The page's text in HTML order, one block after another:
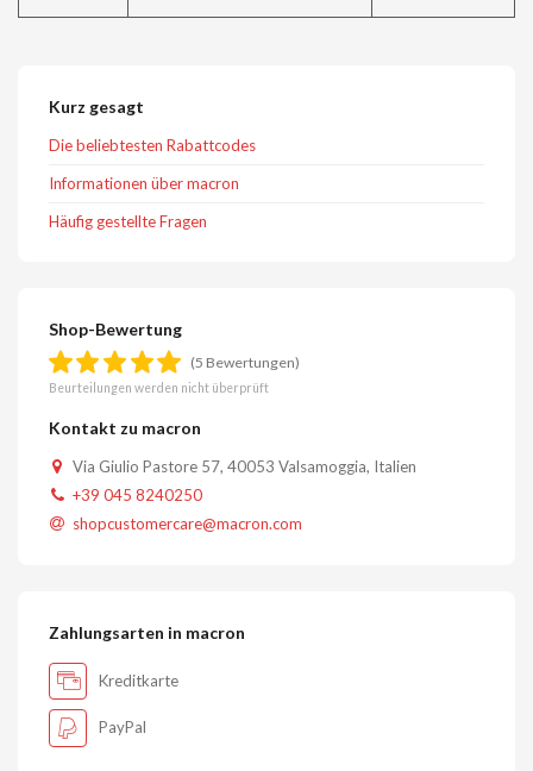
Kurz gesagt
Die beliebtesten Rabattcodes
Informationen über macron
Häufig gestellte Fragen
Shop-Bewertung
(5 Bewertungen)
Beurteilungen werden nicht überprüft
Kontakt zu macron
Via Giulio Pastore 57, 40053 Valsamoggia, Italien
+39 045 8240250
shopcustomercare@macron.com
Zahlungsarten in macron
Kreditkarte
PayPal